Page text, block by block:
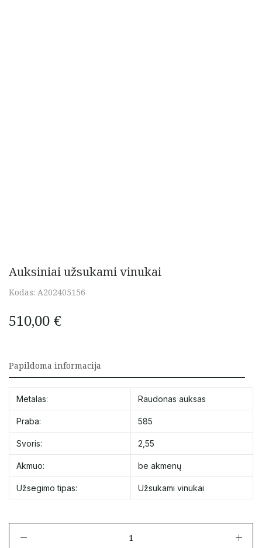
Auksiniai užsukami vinukai
Kodas: A202405156
510,00 €
Papildoma informacija
Metalas: Raudonas auksas
Praba: 585
Svoris: 2,55
Akmuo: be akmenų
Užsegimo tipas: Užsukami vinukai